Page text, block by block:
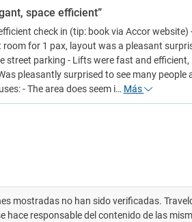
space efficient”
check in (tip: book via Accor website)
room for 1 pax, layout was a pleasant
street parking - Lifts were fast and efficient,
pleasantly surprised to see many people
- The area does seem i… Más
mostradas no han sido verificadas.
hace responsable del contenido de las